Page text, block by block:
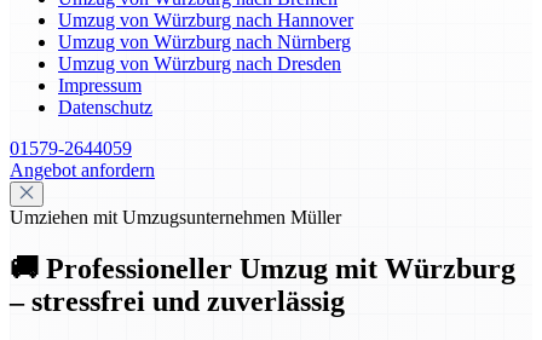
Umzug von Würzburg nach Hannover
Umzug von Würzburg nach Nürnberg
Umzug von Würzburg nach Dresden
Impressum
Datenschutz
01579-2644059
Angebot anfordern
Umziehen mit Umzugsunternehmen Müller
🚚 Professioneller Umzug mit Würzburg
– stressfrei und zuverlässig